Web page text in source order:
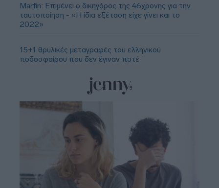
Marfin: Επιμένει ο δικηγόρος της 46χρονης για την
ταυτοποίηση - «Η ίδια εξέταση είχε γίνει και το
2022»
15+1 θρυλικές μεταγραφές του ελληνικού
ποδοσφαίρου που δεν έγιναν ποτέ